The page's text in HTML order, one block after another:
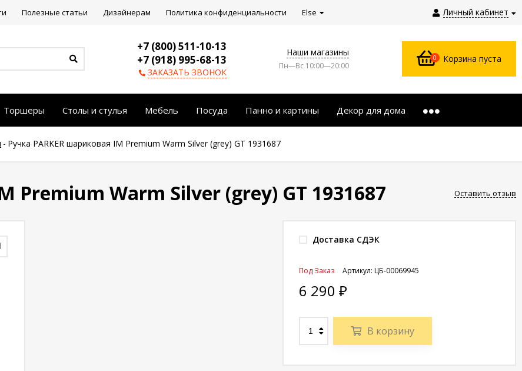
Личный кабинет
Полезные статьи Дизайнерам Политика конфиденциальности Else
+7 (800) 511-10-13
+7 (918) 995-68-13
ЗАКАЗАТЬ ЗВОНОК
Наши магазины
Пн—Вс 10:00—20:00
0 Корзина пуста
Торшеры Столы и стулья Мебель Посуда Панно и картины Декор для дома
- Ручка PARKER шариковая IM Premium Warm Silver (grey) GT 1931687
Premium Warm Silver (grey) GT 1931687 Оставить отзыв
Доставка СДЭК
Артикул: ЦБ-00069945
Под Заказ
6 290 ₽
В корзину